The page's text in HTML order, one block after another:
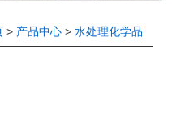
> 产品中心 > 水处理化学品